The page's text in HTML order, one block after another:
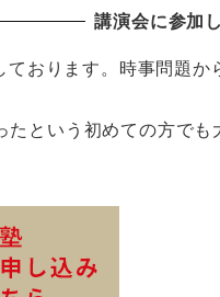
講演会に参加
おります。時事問題
という初めての方で